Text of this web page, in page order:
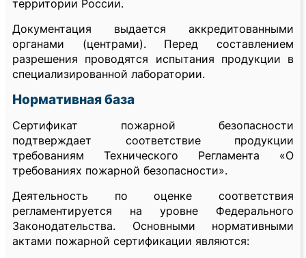
территории России.
Документация выдается аккредитованными
органами (центрами). Перед составлением
разрешения проводятся испытания продукции в
специализированной лаборатории.
Нормативная база
Сертификат пожарной безопасности
подтверждает соответствие продукции
требованиям Технического Регламента «О
требованиях пожарной безопасности».
Деятельность по оценке соответствия
регламентируется на уровне Федерального
Законодательства. Основными нормативными
актами пожарной сертификации являются: